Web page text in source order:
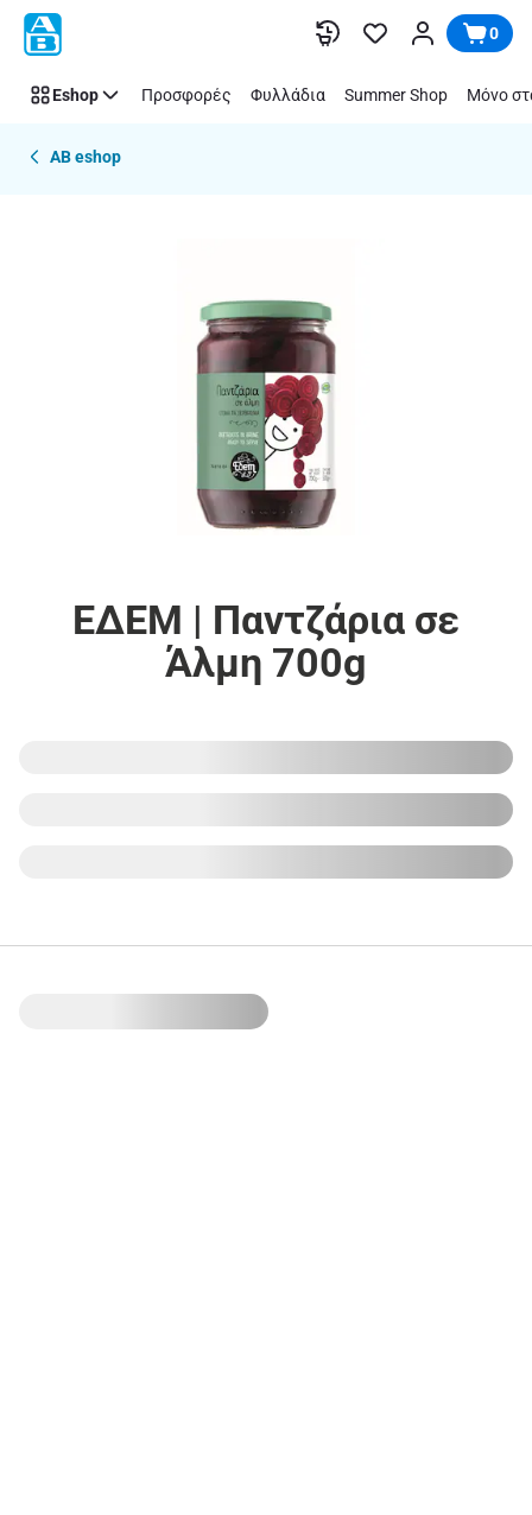
Παράλειψη 0
Eshop Προσφορές Φυλλάδια Summer Shop Μόνο
AB eshop
ΕΔΕΜ | Παντζάρια σε
Άλμη 700g